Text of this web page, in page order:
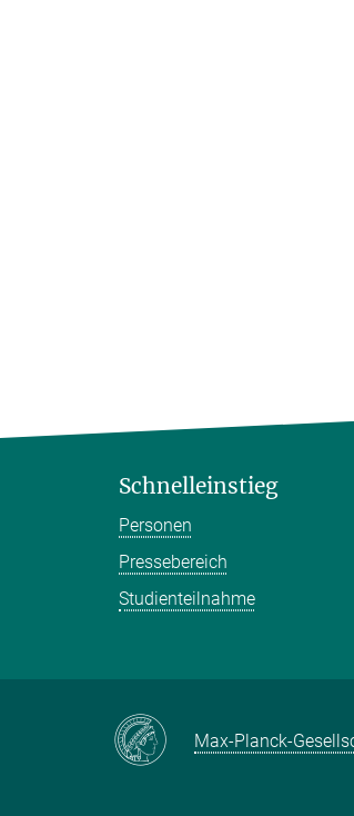
Schnelleinstieg
Personen
Pressebereich
Studienteilnahme
Max-Planck-